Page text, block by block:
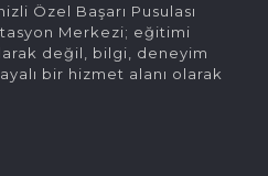
Özel Başarı Pusulası
Merkezi; eğitimi
değil, bilgi, deneyim
bir hizmet alanı olarak